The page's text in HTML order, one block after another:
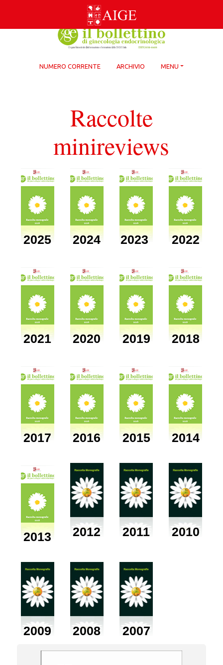
NUMERO CORRENTE ARCHIVIO MENU
Raccolte
minireviews
2025 2024 2023 2022
2021 2020 2019 2018
2017 2016 2015 2014
2013 2012 2011 2010
2009 2008 2007